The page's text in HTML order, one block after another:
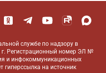
службе по надзору в
г. Регистрационный номер ЭЛ №
и инфокоммуникационных
на источник